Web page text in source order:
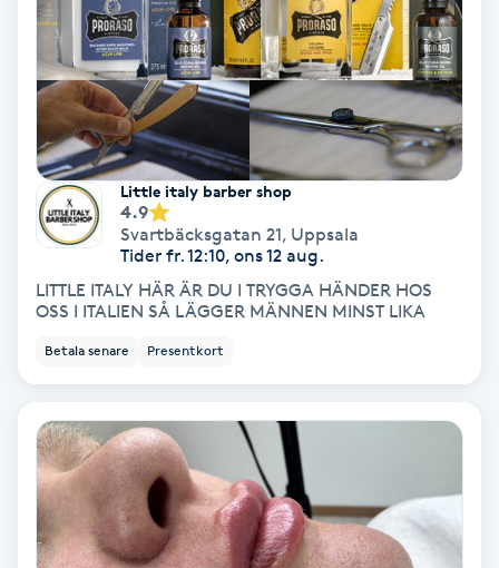
Färgning
Föning
Gel naglar
Gelenaglar
Gellack
Gravidmassage
Gravidyoga
Gruppträning
Little italy barber shop
4.9
Svartbäcksgatan 21, Uppsala
Tider fr. 12:10, ons 12 aug.
LITTLE ITALY HÄR ÄR DU I TRYGGA HÄNDER HOS
OSS I ITALIEN SÅ LÄGGER MÄNNEN MINST LIKA
Betala senare Presentkort